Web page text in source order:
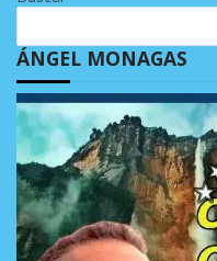
ÁNGEL MONAGAS